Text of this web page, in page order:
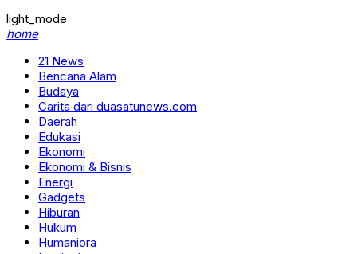
light_mode
home
21 News
Bencana Alam
Budaya
Carita dari duasatunews.com
Daerah
Edukasi
Ekonomi
Ekonomi & Bisnis
Energi
Gadgets
Hiburan
Hukum
Humaniora